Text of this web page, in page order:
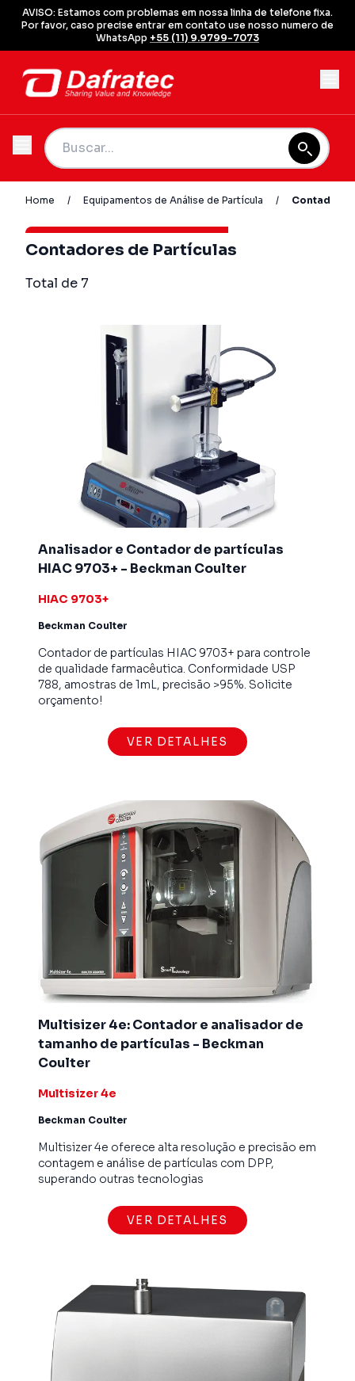
AVISO: Estamos com problemas em nossa linha de telefone fixa.
Por favor, caso precise entrar em contato use nosso numero de
WhatsApp +55 (11) 9.9799-7073
Home / Equipamentos de Análise de Partícula /
Contadores de Partículas
Total de 7
Analisador e Contador de partículas
HIAC 9703+ - Beckman Coulter
HIAC 9703+
Beckman Coulter
Contador de partículas HIAC 9703+ para controle
de qualidade farmacêutica. Conformidade USP
788, amostras de 1mL, precisão >95%. Solicite
orçamento!
VER DETALHES
Multisizer 4e: Contador e analisador de
tamanho de partículas - Beckman
Coulter
Multisizer 4e
Beckman Coulter
Multisizer 4e oferece alta resolução e precisão em
contagem e análise de partículas com DPP,
superando outras tecnologias
VER DETALHES